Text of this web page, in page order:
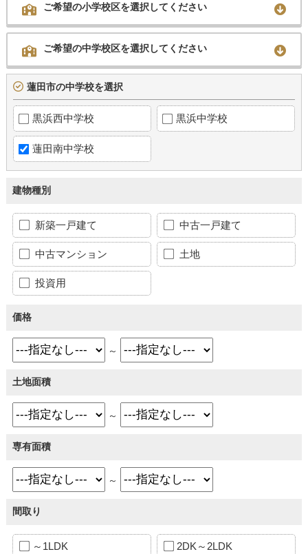
ご希望の小学校区を選択してください
ご希望の中学校区を選択してください
蓮田市の中学校を選択
黒浜西中学校 黒浜中学校
蓮田南中学校
建物種別
新築一戸建て 中古一戸建て
中古マンション 土地
投資用
価格
～
土地面積
～
専有面積
～
間取り
～1LDK 2DK～2LDK